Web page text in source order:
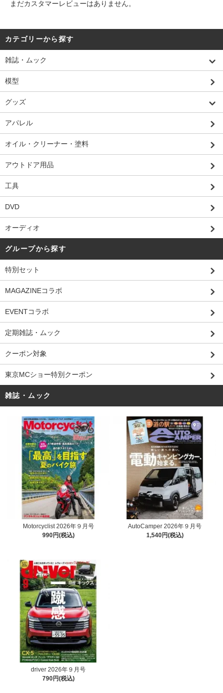
まだカスタマーレビューはありません。
カテゴリーから探す
雑誌・ムック
模型
グッズ
アパレル
オイル・クリーナー・塗料
アウトドア用品
工具
DVD
オーディオ
グループから探す
特別セット
MAGAZINEコラボ
EVENTコラボ
定期雑誌・ムック
クーポン対象
東京MCショー特別クーポン
雑誌・ムック
Motorcyclist 2026年９月号
990円(税込)
AutoCamper 2026年９月号
1,540円(税込)
driver 2026年９月号
790円(税込)